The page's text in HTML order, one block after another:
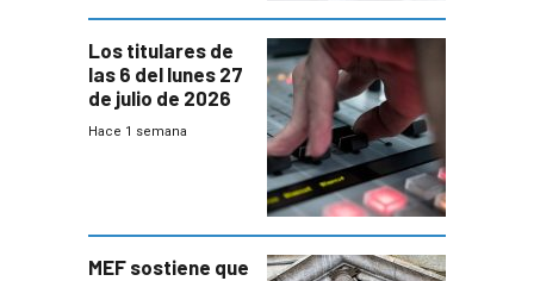
Los titulares de
las 6 del lunes 27
de julio de 2026
Hace 1 semana
MEF sostiene que